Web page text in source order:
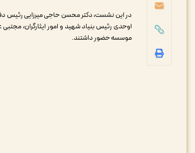
در این نشست، دکتر محسن حاجی میرزایی رئیس
اوحدی رئیس بنیاد شهید و امور ایثارگران،
موسسه حضور داشتند.